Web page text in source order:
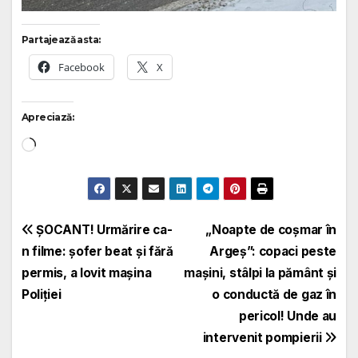
Partajează asta:
Facebook X
Apreciază:
Încarc...
Navigare
în
articole
„Noapte de coșmar în
Argeș”: copaci peste
mașini, stâlpi la pământ și
o conductă de gaz în
pericol! Unde au
intervenit pompierii
ȘOCANT! Urmărire ca-
n filme: șofer beat și fără
permis, a lovit mașina
Poliției